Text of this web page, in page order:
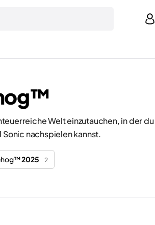
Welt einzutauchen, in der
nachspielen kannst.
2025 2